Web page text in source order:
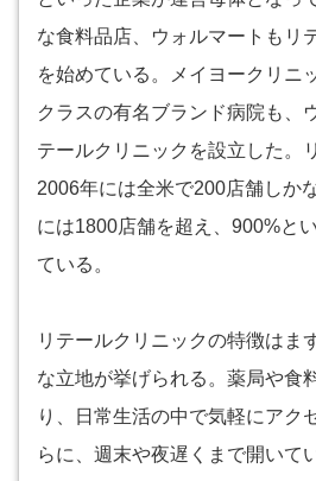
な食料品店、ウォルマートもリ
を始めている。メイヨークリニ
クラスの有名ブランド病院も、
テールクリニックを設立した。
2006年には全米で200店舗しか
には1800店舗を超え、900%と
ている。
リテールクリニックの特徴はま
な立地が挙げられる。薬局や食
り、日常生活の中で気軽にアク
らに、週末や夜遅くまで開いて